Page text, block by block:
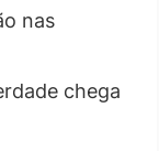
nas
chega